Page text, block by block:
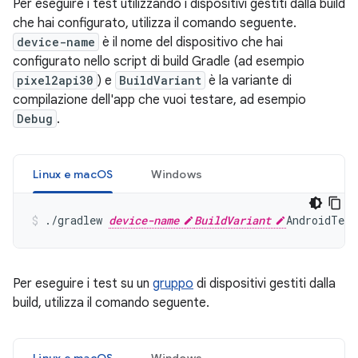
Per eseguire i test utilizzando i dispositivi gestiti dalla build
che hai configurato, utilizza il comando seguente.
device-name è il nome del dispositivo che hai
configurato nello script di build Gradle (ad esempio
pixel2api30 ) e BuildVariant è la variante di
compilazione dell'app che vuoi testare, ad esempio
Debug .
Linux e macOS Windows
./gradlew device-name BuildVariant
Per eseguire i test su un gruppo di dispositivi gestiti dalla
build, utilizza il comando seguente.